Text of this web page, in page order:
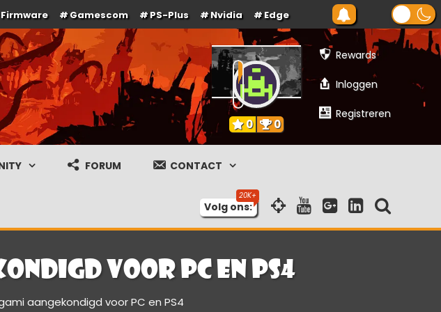
Firmware Gamescom PS-Plus Nvidia Edge
Rewards
Inloggen
Registreren
0 0
FORUM CONTACT
Volg ons:
voor PC en PS4
aangekondigd voor PC en PS4